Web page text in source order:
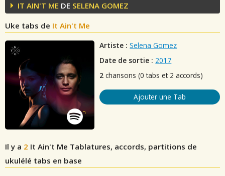
IT AIN'T ME DE SELENA GOMEZ
Uke tabs de It Ain't Me
Artiste : Selena Gomez
Date de sortie : 2017
2 chansons (0 tabs et 2 accords)
Ajouter une Tab
Il y a 2 It Ain't Me Tablatures, accords, partitions de
ukulélé tabs en base